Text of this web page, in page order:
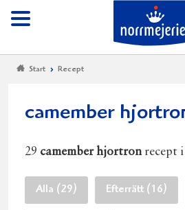
Meny
Start Recept
camember
29 camember hjortronrecept i
Alla (29) Efterrätt (16)